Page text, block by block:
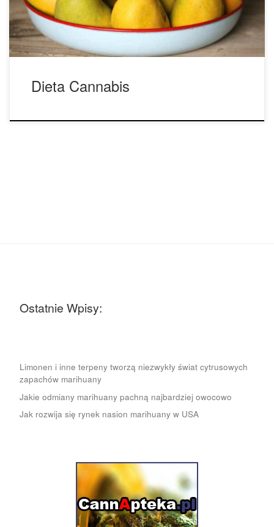
Medicine, objęło 4657 dorosłych […]
Dieta Cannabis
Ostatnie Wpisy:
Limonen i inne terpeny tworzą niezwykły świat cytrusowych
zapachów marihuany
Jakie odmiany marihuany pachną najbardziej owocowo
Jak rozwija się rynek nasion marihuany w USA